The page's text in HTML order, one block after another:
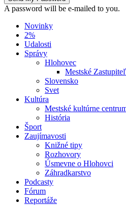
A password will be e-mailed to you.
Novinky
2%
Udalosti
Správy
Hlohovec
Mestské
Slovensko
Svet
Kultúra
Mestské kultúrne
História
Šport
Zaujímavosti
Knižné tipy
Rozhovory
Úsmevne o Hlohovci
Záhradkarstvo
Podcasty
Fórum
Reportáže